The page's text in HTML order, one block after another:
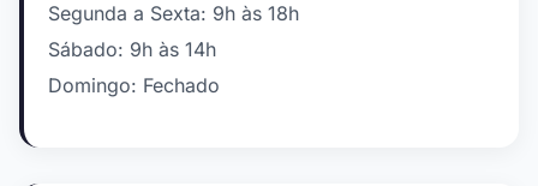
Segunda a Sexta: 9h às 18h
Sábado: 9h às 14h
Domingo: Fechado